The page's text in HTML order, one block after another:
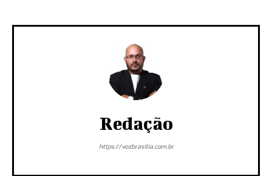
Redação
https://vozbrasilia.com.br